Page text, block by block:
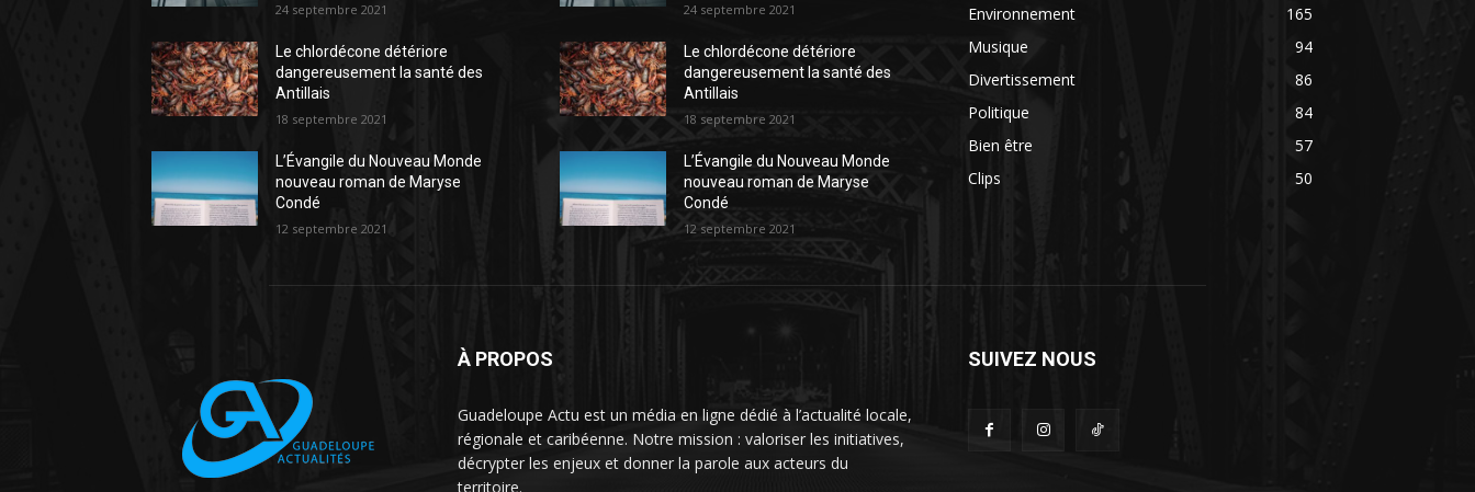
24 septembre 2021
Le chlordécone détériore
dangereusement la santé des
Antillais
18 septembre 2021
L’Évangile du Nouveau Monde
nouveau roman de Maryse
Condé
12 septembre 2021
24 septembre 2021
Le chlordécone détériore
dangereusement la santé des
Antillais
18 septembre 2021
L’Évangile du Nouveau Monde
nouveau roman de Maryse
Condé
12 septembre 2021
Environnement
165
Musique
94
Divertissement
86
Politique
84
Bien être
57
Clips
50
À PROPOS
Guadeloupe Actu est un média en ligne dédié à l’actualité locale,
régionale et caribéenne. Notre mission : valoriser les initiatives,
décrypter les enjeux et donner la parole aux acteurs du
territoire.
SUIVEZ NOUS